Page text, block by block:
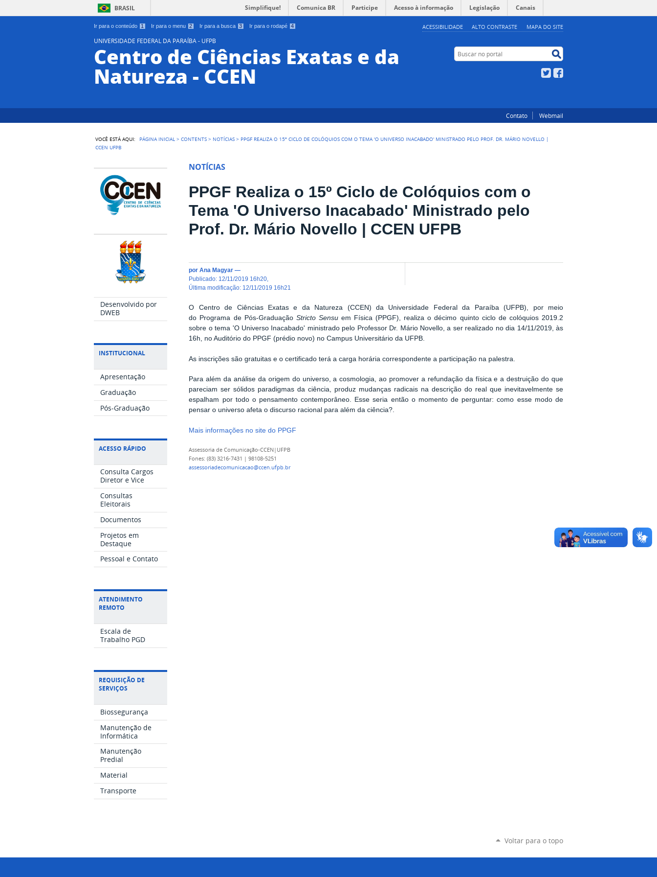
Ir para o conteúdo 1 Ir para o menu 2 Ir para a busca 3 Ir para o rodapé 4 ACESSIBILIDADE ALTO CONTRASTE MAPA DO SITE
BRASIL Simplifique! Comunica BR Participe Acesso à informação Legislação Canais
UNIVERSIDADE FEDERAL DA PARAÍBA - UFPB
Centro de Ciências Exatas e da
Natureza - CCEN
Buscar no portal
Twitter
Contato Webmail
VOCÊ ESTÁ AQUI: PÁGINA INICIAL >CONTENTS > NOTÍCIAS > PPGF REALIZA O 15º CICLO DE COLÓQUIOS COM O TEMA 'O UNIVERSO INACABADO' MINISTRADO PELO PROF. DR. MÁRIO NOVELLO |
CCEN UFPB
Desenvolvido por
DWEB
INSTITUCIONAL
Apresentação
Graduação
Pós-Graduação
ACESSO RÁPIDO
Consulta Cargos
Diretor e Vice
Consultas
Eleitorais
Documentos
Projetos em
Destaque
Pessoal e Contato
ATENDIMENTO
REMOTO
Escala de
Trabalho PGD
REQUISIÇÃO DE
SERVIÇOS
Biossegurança
Manutenção de
Informática
Manutenção
Predial
Material
Transporte
NOTÍCIAS
PPGF Realiza o 15º Ciclo de Colóquios com o
Tema 'O Universo Inacabado' Ministrado pelo
Prof. Dr. Mário Novello | CCEN UFPB
porAna Magyar —
publicado: 12/11/2019 16h20
última modificação: 12/11/2019 16h21
O Centro de Ciências Exatas e da Natureza (CCEN) da Universidade Federal da Paraíba (UFPB), por meio
do Programa de Pós-Graduação Stricto Sensu em Física (PPGF), realiza o décimo quinto ciclo de colóquios 2019.2
sobre o tema 'O Universo Inacabado' ministrado pelo Professor Dr. Mário Novello, a ser realizado no dia 14/11/2019, às
16h, no Auditório do PPGF (prédio novo) no Campus Universitário da UFPB.
As inscrições são gratuitas e o certificado terá a carga horária correspondente a participação na palestra.
Para além da análise da origem do universo, a cosmologia, ao promover a refundação da física e a destruição do que
pareciam ser sólidos paradigmas da ciência, produz mudanças radicais na descrição do real que inevitavelmente se
espalham por todo o pensamento contemporâneo. Esse seria então o momento de perguntar: como esse modo de
pensar o universo afeta o discurso racional para além da ciência?.
Mais informações no site do PPGF
Assessoria de Comunicação-CCEN|UFPB
Fones: (83) 3216-7431 | 98108-5251
assessoriadecomunicacao@ccen.ufpb.br
Voltar para o topo